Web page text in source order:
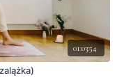
01:03:54